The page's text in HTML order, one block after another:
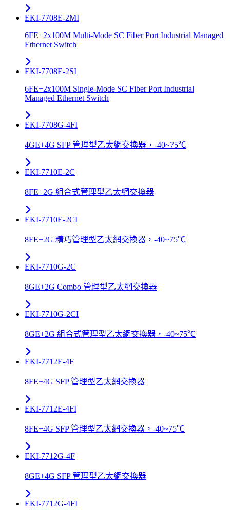
EKI-7708E-2MI
6FE+2x100M Multi-Mode SC Fiber Port Industrial Managed
Ethernet Switch
EKI-7708E-2SI
6FE+2x100M Single-Mode SC Fiber Port Industrial
Managed Ethernet Switch
EKI-7708G-4FI
4GE+4G SFP 管理型乙太網交換器，-40~75℃
EKI-7710E-2C
8FE+2G 組合式管理型乙太網交換器
EKI-7710E-2CI
8FE+2G 精巧管理型乙太網交換器，-40~75℃
EKI-7710G-2C
8GE+2G Combo 管理型乙太網交換器
EKI-7710G-2CI
8GE+2G 組合式管理型乙太網交換器，-40~75℃
EKI-7712E-4F
8FE+4G SFP 管理型乙太網交換器
EKI-7712E-4FI
8FE+4G SFP 管理型乙太網交換器，-40~75℃
EKI-7712G-4F
8GE+4G SFP 管理型乙太網交換器
EKI-7712G-4FI